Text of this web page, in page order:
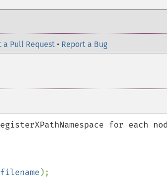
a Pull Request • Report a Bug
for each
);